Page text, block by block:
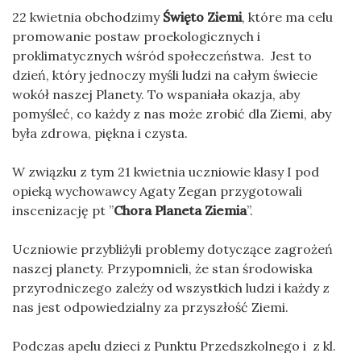
22 kwietnia obchodzimy Święto Ziemi, które ma celu
promowanie postaw proekologicznych i
proklimatycznych wśród społeczeństwa. Jest to
dzień, który jednoczy myśli ludzi na całym świecie
wokół naszej Planety. To wspaniała okazja, aby
pomyśleć, co każdy z nas może zrobić dla Ziemi, aby
była zdrowa, piękna i czysta.
W związku z tym 21 kwietnia uczniowie klasy I pod
opieką wychowawcy Agaty Zegan przygotowali
inscenizację pt ”Chora Planeta Ziemia”.
Uczniowie przybliżyli problemy dotyczące zagrożeń
naszej planety. Przypomnieli, że stan środowiska
przyrodniczego zależy od wszystkich ludzi i każdy z
nas jest odpowiedzialny za przyszłość Ziemi.
Podczas apelu dzieci z Punktu Przedszkolnego i z kl.